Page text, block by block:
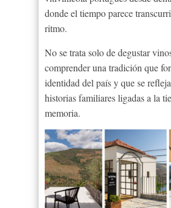
donde el tiempo parece
ritmo.
No se trata solo de degustar
comprender una tradición que
identidad del país y que se
historias familiares ligadas a la
memoria.